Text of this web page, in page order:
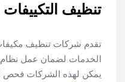
تنظيف التكييفات 3
تقدم شركات تنظيف
الخدمات لضمان عمل نظام
يمكن لهذه الشركات فحص